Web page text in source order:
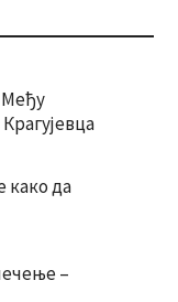
Међу
да
–